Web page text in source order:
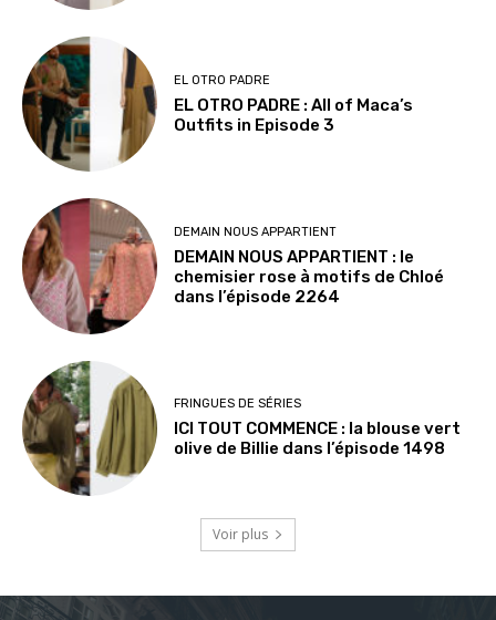
EL OTRO PADRE
EL OTRO PADRE : All of Maca’s
Outfits in Episode 3
DEMAIN NOUS APPARTIENT
DEMAIN NOUS APPARTIENT : le
chemisier rose à motifs de Chloé
dans l’épisode 2264
FRINGUES DE SÉRIES
ICI TOUT COMMENCE : la blouse vert
olive de Billie dans l’épisode 1498
Voir plus